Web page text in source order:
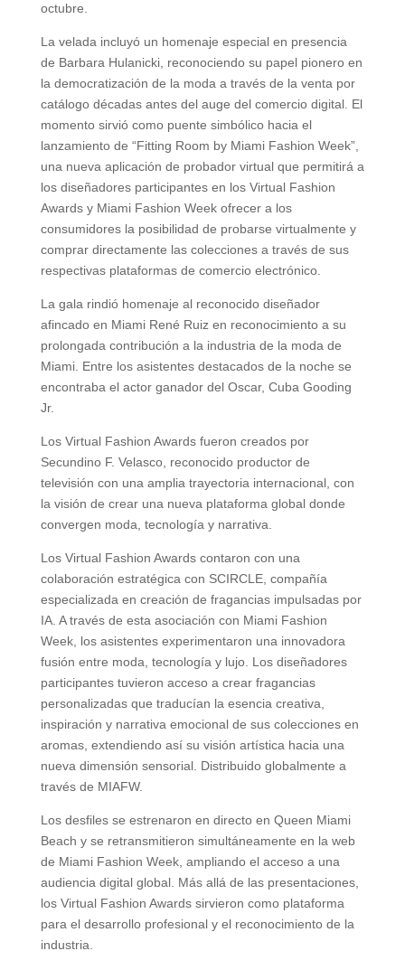
octubre.
La velada incluyó un homenaje especial en presencia
de Barbara Hulanicki, reconociendo su papel pionero en
la democratización de la moda a través de la venta por
catálogo décadas antes del auge del comercio digital. El
momento sirvió como puente simbólico hacia el
lanzamiento de “Fitting Room by Miami Fashion Week”,
una nueva aplicación de probador virtual que permitirá a
los diseñadores participantes en los Virtual Fashion
Awards y Miami Fashion Week ofrecer a los
consumidores la posibilidad de probarse virtualmente y
comprar directamente las colecciones a través de sus
respectivas plataformas de comercio electrónico.
La gala rindió homenaje al reconocido diseñador
afincado en Miami René Ruiz en reconocimiento a su
prolongada contribución a la industria de la moda de
Miami. Entre los asistentes destacados de la noche se
encontraba el actor ganador del Oscar, Cuba Gooding
Jr.
Los Virtual Fashion Awards fueron creados por
Secundino F. Velasco, reconocido productor de
televisión con una amplia trayectoria internacional, con
la visión de crear una nueva plataforma global donde
convergen moda, tecnología y narrativa.
Los Virtual Fashion Awards contaron con una
colaboración estratégica con SCIRCLE, compañía
especializada en creación de fragancias impulsadas por
IA. A través de esta asociación con Miami Fashion
Week, los asistentes experimentaron una innovadora
fusión entre moda, tecnología y lujo. Los diseñadores
participantes tuvieron acceso a crear fragancias
personalizadas que traducían la esencia creativa,
inspiración y narrativa emocional de sus colecciones en
aromas, extendiendo así su visión artística hacia una
nueva dimensión sensorial. Distribuido globalmente a
través de MIAFW.
Los desfiles se estrenaron en directo en Queen Miami
Beach y se retransmitieron simultáneamente en la web
de Miami Fashion Week, ampliando el acceso a una
audiencia digital global. Más allá de las presentaciones,
los Virtual Fashion Awards sirvieron como plataforma
para el desarrollo profesional y el reconocimiento de la
industria.